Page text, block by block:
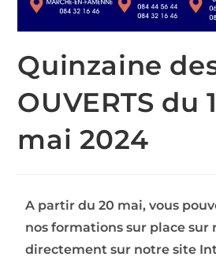
Quinzaine
OUVERTS du
mai 2024
A partir du 20 mai, vous
nos formations sur place sur
directement sur notre site